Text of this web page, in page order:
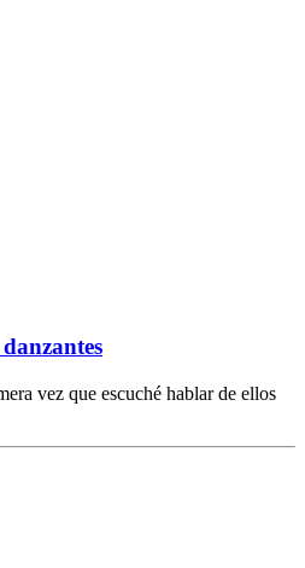
vez que escuché hablar de ellos